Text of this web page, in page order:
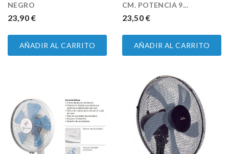
NEGRO
PRECIO
23,90 €
AÑADIR AL CARRITO
CM. POTENCIA 9...
PRECIO
23,50 €
AÑADIR AL CARRITO